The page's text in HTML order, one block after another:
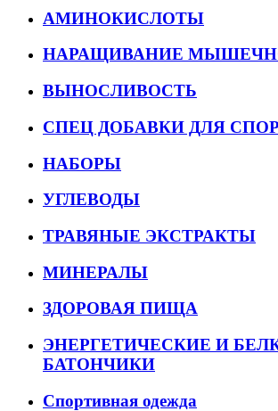
АМИНОКИСЛОТЫ
НАРАЩИВАНИЕ
ВЫНОСЛИВОСТЬ
СПЕЦ ДОБАВКИ ДЛЯ
НАБОРЫ
УГЛЕВОДЫ
ТРАВЯНЫЕ ЭКСТРАКТЫ
МИНЕРАЛЫ
ЗДОРОВАЯ ПИЩА
ЭНЕРГЕТИЧЕСКИЕ И
БАТОНЧИКИ
Спортивная одежда